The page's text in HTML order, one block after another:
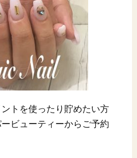
トを使ったり貯めたい方
ビューティーからご予約